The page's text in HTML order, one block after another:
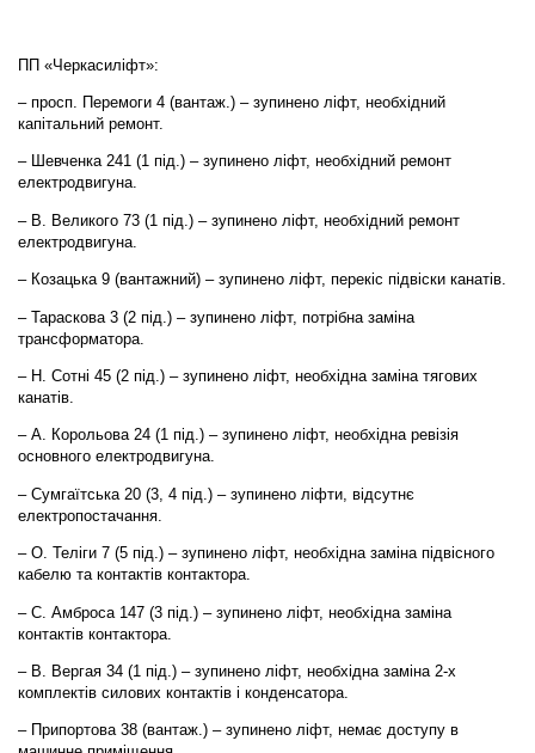
ПП «Черкасиліфт»:
– просп. Перемоги 4 (вантаж.) – зупинено ліфт, необхідний
капітальний ремонт.
– Шевченка 241 (1 під.) – зупинено ліфт, необхідний ремонт
електродвигуна.
– В. Великого 73 (1 під.) – зупинено ліфт, необхідний ремонт
електродвигуна.
– Козацька 9 (вантажний) – зупинено ліфт, перекіс підвіски канатів.
– Тараскова 3 (2 під.) – зупинено ліфт, потрібна заміна
трансформатора.
– Н. Сотні 45 (2 під.) – зупинено ліфт, необхідна заміна тягових
канатів.
– А. Корольова 24 (1 під.) – зупинено ліфт, необхідна ревізія
основного електродвигуна.
– Сумгаїтська 20 (3, 4 під.) – зупинено ліфти, відсутнє
електропостачання.
– О. Теліги 7 (5 під.) – зупинено ліфт, необхідна заміна підвісного
кабелю та контактів контактора.
– С. Амброса 147 (3 під.) – зупинено ліфт, необхідна заміна
контактів контактора.
– В. Вергая 34 (1 під.) – зупинено ліфт, необхідна заміна 2-х
комплектів силових контактів і конденсатора.
– Припортова 38 (вантаж.) – зупинено ліфт, немає доступу в